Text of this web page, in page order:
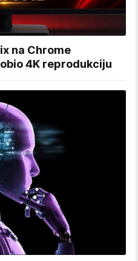
na Chrome
4K reprodukciju